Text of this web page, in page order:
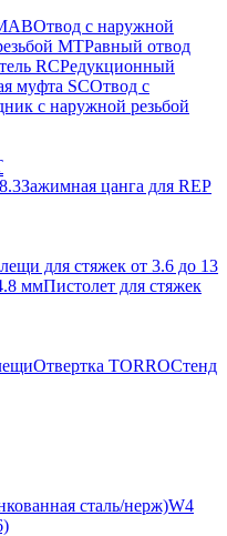
Отвод с наружной
MTРавный отвод
RCРедукционный
муфта SCОтвод с
с наружной резьбой
Зажимная цанга для REP
для стяжек от 3.6 до 13
ммПистолет для стяжек
Отвертка TORROСтенд
сталь/нерж)W4